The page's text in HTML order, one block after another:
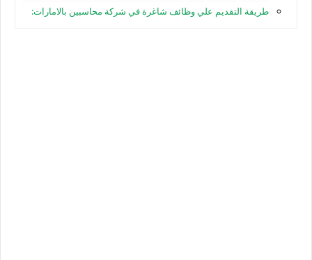
طريقة التقديم علي وظائف شاغرة في شركة محاسبين بالامارات: